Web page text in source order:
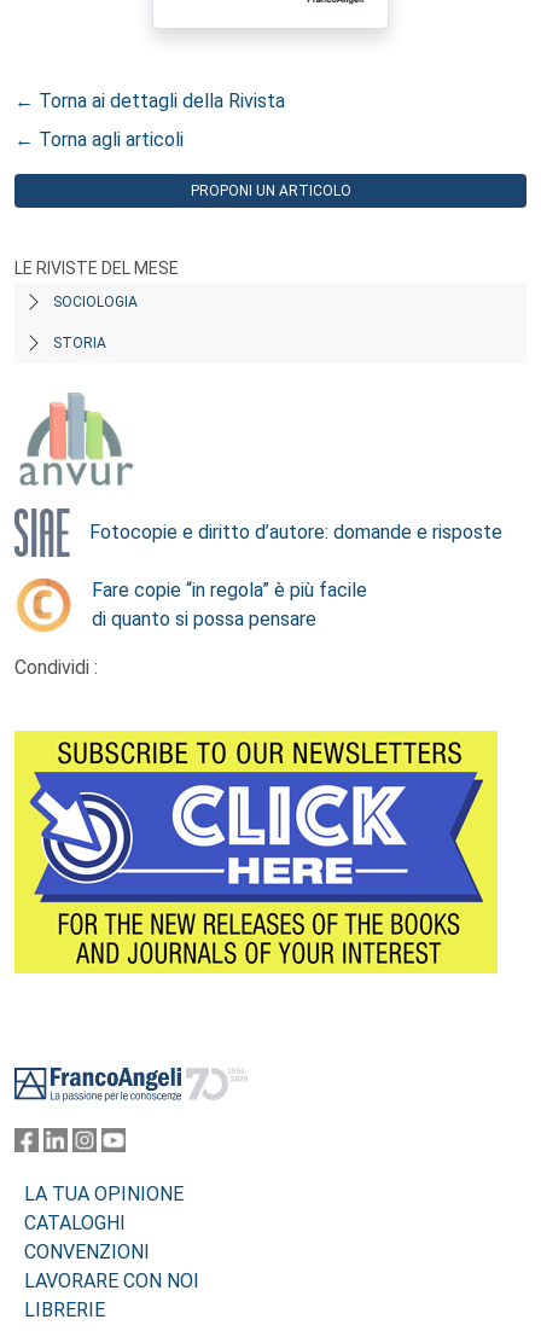
← Torna ai dettagli della Rivista
← Torna agli articoli
PROPONI UN ARTICOLO
LE RIVISTE DEL MESE
SOCIOLOGIA
STORIA
Fotocopie e diritto d’autore: domande e risposte
Fare copie “in regola” è più facile
di quanto si possa pensare
Condividi :
LA TUA OPINIONE
CATALOGHI
CONVENZIONI
LAVORARE CON NOI
LIBRERIE